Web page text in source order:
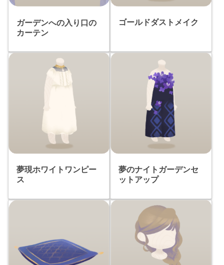
ガーデンへの入り口の
カーテン
ゴールドダストメイク
夢現ホワイトワンピー
ス
夢のナイトガーデンセ
ットアップ